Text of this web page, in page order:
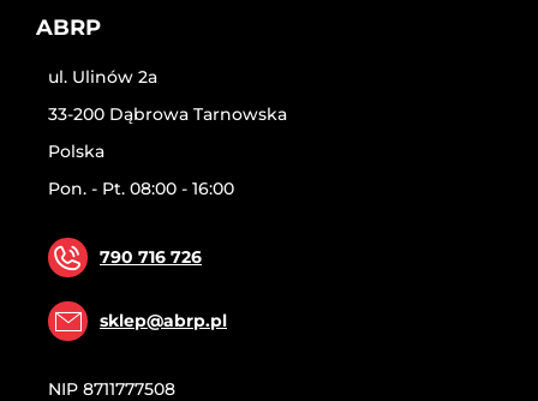
ABRP
ul. Ulinów 2a
33-200 Dąbrowa Tarnowska
Polska
Pon. - Pt. 08:00 - 16:00
790 716 726
sklep@abrp.pl
NIP 8711777508